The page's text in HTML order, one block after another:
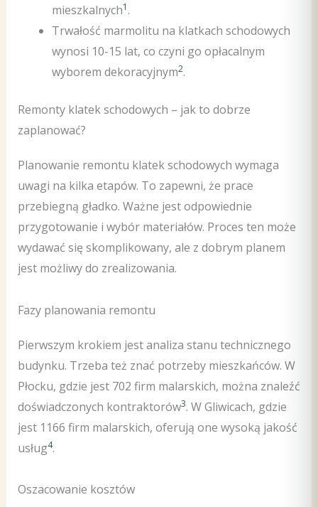
mieszkalnych1 .
Trwałość marmolitu na klatkach schodowych
wynosi 10-15 lat, co czyni go opłacalnym
wyborem dekoracyjnym2.
Remonty klatek schodowych – jak to dobrze
zaplanować?
Planowanie remontu klatek schodowych wymaga
uwagi na kilka etapów. To zapewni, że prace
przebiegną gładko. Ważne jest odpowiednie
przygotowanie i wybór materiałów. Proces ten może
wydawać się skomplikowany, ale z dobrym planem
jest możliwy do zrealizowania.
Fazy planowania remontu
Pierwszym krokiem jest analiza stanu technicznego
budynku. Trzeba też znać potrzeby mieszkańców. W
Płocku, gdzie jest 702 firm malarskich, można znaleźć
doświadczonych kontraktorów3. W Gliwicach, gdzie
jest 1166 firm malarskich, oferują one wysoką jakość
usług4.
Oszacowanie kosztów